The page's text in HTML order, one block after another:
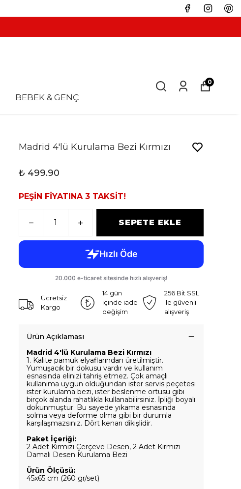
BEBEK & GENÇ
0
Madrid 4'lü Kurulama Bezi Kırmızı
₺ 499.90
PEŞİN FİYATINA 3 TAKSİT!
SEPETE EKLE
Ücretsiz
Kargo
14 gün
içinde iade
değişim
256 Bit SSL
ile güvenli
alışveriş
Ürün Açıklaması
Madrid 4'lü Kurulama Bezi Kırmızı
1. Kalite pamuk elyaflarından üretilmiştir.
Yumuşacık bir dokusu vardır ve kullanım
esnasında elinizi tahriş etmez. Çok amaçlı
kullanıma uygun olduğundan ister servis peçetesi
ister kurulama bezi, ister beslenme örtüsü gibi
birçok alanda rahatlıkla kullanabilirsiniz. İpliği boyalı
dokunmuştur. Bu sayede yıkama esnasında
solma veya deforme olma gibi bir durumla
karşılaşmazsınız. Dört kenarı dikişlidir.
Paket İçeriği:
2 Adet Kırmızı Çerçeve Desen, 2 Adet Kırmızı
Damalı Desen Kurulama Bezi
Ürün Ölçüsü:
45x65 cm (260 gr/set)